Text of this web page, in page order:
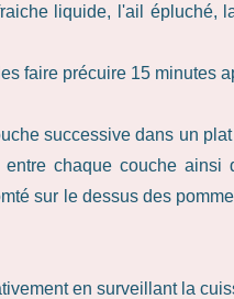
liquide, l'ail épluché,
faire précuire 15 minutes
successive dans un
chaque couche ainsi
sur le dessus des
en surveillant la